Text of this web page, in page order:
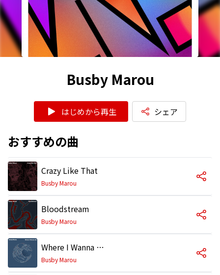
Busby Marou
はじめから再生 シェア
おすすめの曲
Crazy Like That
Busby Marou
Bloodstream
Busby Marou
Where I Wanna Be
Busby Marou